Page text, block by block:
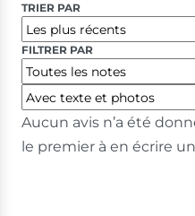
TRIER PAR
FILTRER PAR
Aucun avis n’a été
le premier à en écrire